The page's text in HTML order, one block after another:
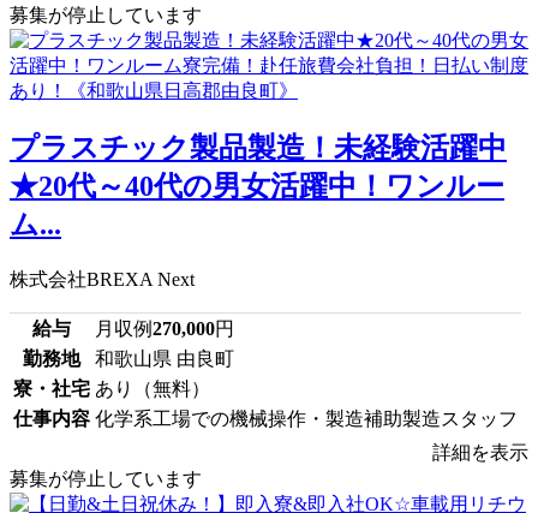
募集が停止しています
プラスチック製品製造！未経験活躍中
★20代～40代の男女活躍中！ワンルー
ム...
株式会社BREXA Next
給与 月収例270,000円
勤務地
和歌山県 由良町
寮・社宅 あり（無料）
仕事内容 化学系工場での機械操作・製造補助製造スタッフ
詳細を表示
募集が停止しています